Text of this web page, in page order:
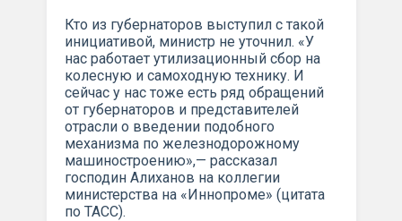
Кто из губернаторов выступил с такой
инициативой, министр не уточнил. «У
нас работает утилизационный сбор на
колесную и самоходную технику. И
сейчас у нас тоже есть ряд обращений
от губернаторов и представителей
отрасли о введении подобного
механизма по железнодорожному
машиностроению»,— рассказал
господин Алиханов на коллегии
министерства на «Иннопроме» (цитата
по ТАСС).